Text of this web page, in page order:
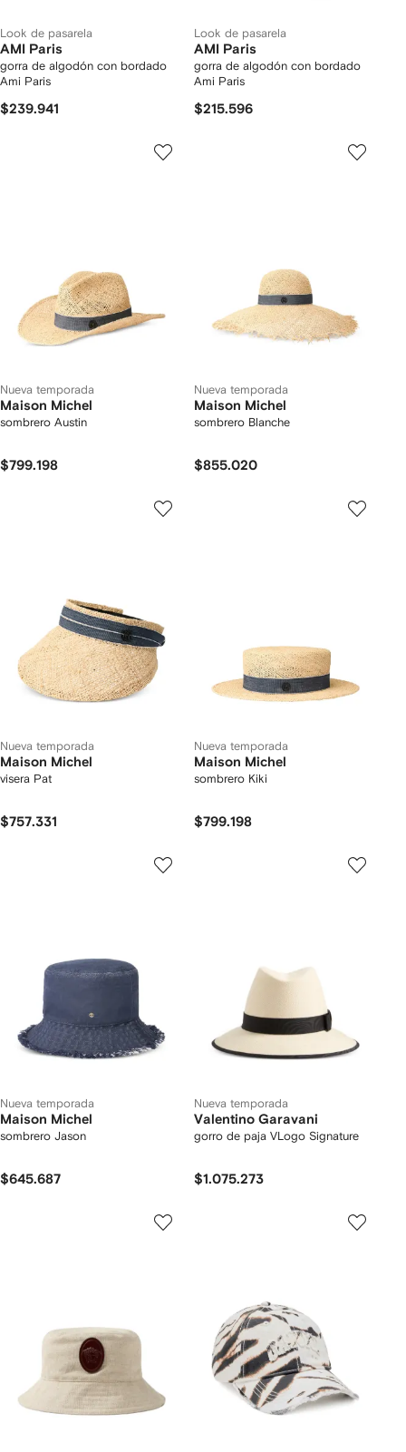
Look de pasarela
AMI Paris
gorra de algodón con bordado
Ami Paris
$239.941
Look de pasarela
AMI Paris
gorra de algodón con bordado
Ami Paris
$215.596
Nueva temporada
Maison Michel
sombrero Austin
$799.198
Nueva temporada
Maison Michel
sombrero Blanche
$855.020
Nueva temporada
Maison Michel
visera Pat
$757.331
Nueva temporada
Maison Michel
sombrero Kiki
$799.198
Nueva temporada
Maison Michel
sombrero Jason
$645.687
Nueva temporada
Valentino Garavani
gorro de paja VLogo Signature
$1.075.273